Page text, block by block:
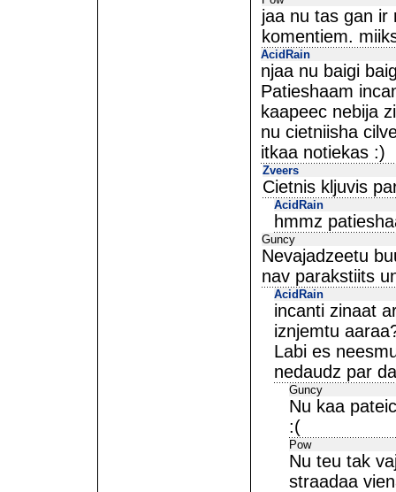
jaa nu tas gan ir
komentiem.
AcidRain
njaa nu baigi
Patieshaam
kaapeec nebija
nu cietniisha
itkaa notiekas :)
Zveers
Cietnis kljuvis
AcidRain
hmmz
Guncy
Nevajadzeetu
nav parakstiits
AcidRain
incanti zinaat
iznjemtu
Labi es
nedaudz par
Guncy
Nu kaa
:(
Pow
Nu teu tak
straadaa